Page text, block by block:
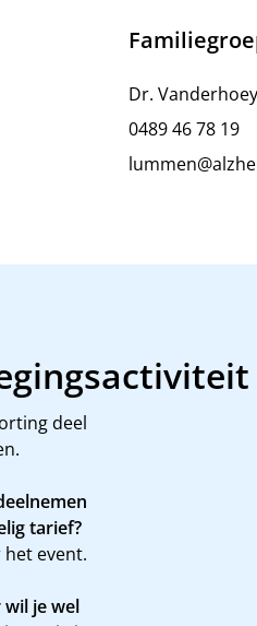
Dr.
0489 46 78 19
deel
tarief?
event.
je wel